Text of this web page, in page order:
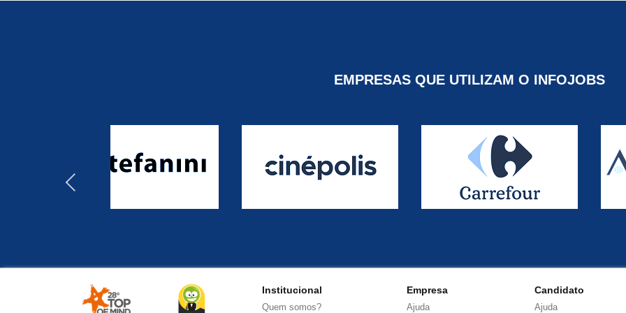
EMPRESAS QUE UTILIZAM O INFOJOBS
Institucional
Quem somos?
Empresa
Ajuda
Candidato
Ajuda